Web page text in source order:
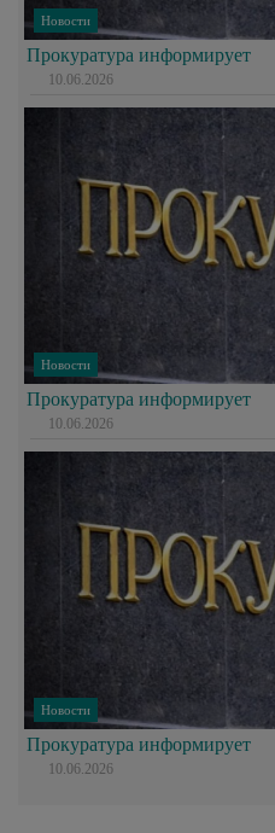
Новости
Прокуратура информирует
10.06.2026
Новости
Прокуратура информирует
10.06.2026
Новости
Прокуратура информирует
10.06.2026